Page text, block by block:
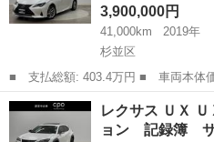
3,900,000円
41,000km
2019年
杉並区
■ 支払総額: 403.4万円 ■ 車両本体価格： 3,900,000 円 ■ メーカ
ー名： レクサス ■ 車種名： ＲＣ
ｈ バージョンＬ １オーナー レ
横滑り防...
東京 杉並区 レクサス
レクサス ＵＸ
ョン 記録簿